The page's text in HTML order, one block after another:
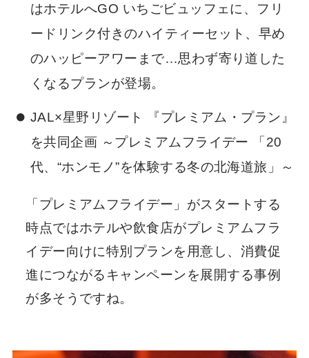
はホテルへGO いちごビュッフェに、フリ
ードリンク付きのハイティーセット、早め
のハッピーアワーまで…思わず寄り道した
くなるプランが登場。
JAL×星野リゾート 『プレミアム・プラン』
を共同企画 ～プレミアムフライデー 「20
代、“ホンモノ”を体験する冬の北海道旅」～
「プレミアムフライデー」がスタートする
時点ではホテルや飲食店がプレミアムフラ
イデー向けに特別プランを用意し、消費促
進につながるキャンペーンを展開する事例
が多そうですね。